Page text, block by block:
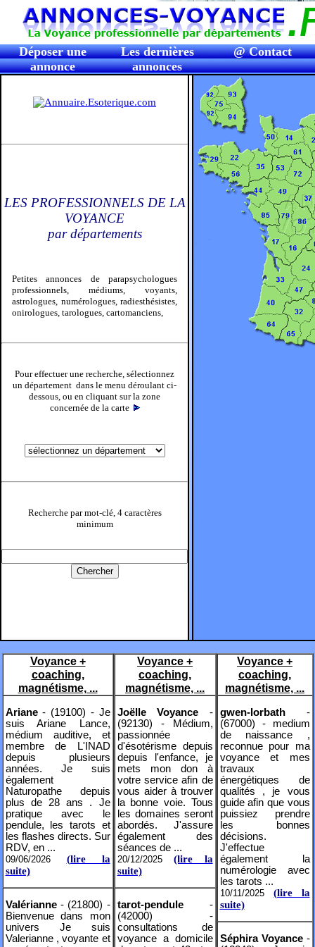
Déposer une
annonce
Les dernières
annonces
@ Contact
LES PROFESSIONNELS DE LA
VOYANCE
par départements
Petites annonces de parapsychologues
professionnels, médiums, voyants,
astrologues, numérologues, radiesthésistes,
onirologues, tarologues, cartomanciens,
Pour effectuer une recherche, sélectionnez
un département dans le menu déroulant ci-
dessous, ou en cliquant sur la zone
concernée de la carte
Recherche par mot-clé, 4 caractères
minimum
Voyance +
coaching,
magnétisme, ...
Ariane- (19100) - Je
suis Ariane Lance,
médium auditive, et
membre de L'INAD
depuis plusieurs
années. Je suis
également
Naturopathe depuis
plus de 28 ans . Je
pratique avec le
pendule, les tarots et
les flashes directs. Sur
RDV, en ...
09/06/2026 (lire la
suite)
Valérianne- (21800) -
Bienvenue dans mon
univers Je suis
Valerianne , voyante et
Voyance +
coaching,
magnétisme, ...
Joëlle Voyance -
(92130) - Médium,
passionnée
d'ésotérisme depuis
depuis l'enfance, je
mets mon don à
votre service afin de
vous aider à trouver
la bonne voie. Tous
les domaines seront
abordés. J'assure
également des
séances de ...
20/12/2025 (lire la
suite)
tarot-pendule-
(42000) -
consultations de
voyance a domicile
Voyance +
coaching,
magnétisme, ...
gwen-lorbath-
(67000) - medium
de naissance ,
reconnue pour ma
voyance et mes
travaux
énergétiques de
qualités , je vous
guide afin que vous
puissiez prendre
les bonnes
décisions.
J'effectue
également la
numérologie avec
les tarots ...
10/11/2025 (lire la
suite)
Séphira Voyance-